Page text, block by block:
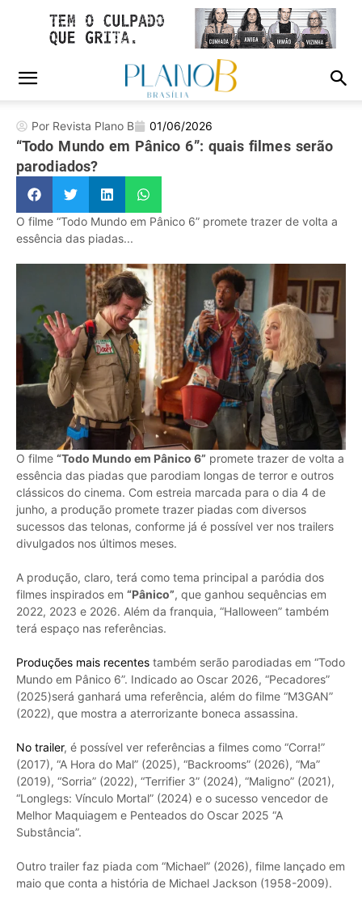
Por Revista Plano B 01/06/2026
“Todo Mundo em Pânico 6”: quais filmes serão
parodiados?
O filme “Todo Mundo em Pânico 6” promete trazer de volta a
essência das piadas...
O filme “Todo Mundo em Pânico 6” promete trazer de volta a
essência das piadas que parodiam longas de terror e outros
clássicos do cinema. Com estreia marcada para o dia 4 de
junho, a produção promete trazer piadas com diversos
sucessos das telonas, conforme já é possível ver nos trailers
divulgados nos últimos meses.
A produção, claro, terá como tema principal a paródia dos
filmes inspirados em “Pânico”, que ganhou sequências em
2022, 2023 e 2026. Além da franquia, “Halloween” também
terá espaço nas referências.
Produções mais recentes também serão parodiadas em “Todo
Mundo em Pânico 6”. Indicado ao Oscar 2026, “Pecadores”
(2025)será ganhará uma referência, além do filme “M3GAN”
(2022), que mostra a aterrorizante boneca assassina.
No trailer, é possível ver referências a filmes como “Corra!”
(2017), “A Hora do Mal” (2025), “Backrooms” (2026), “Ma”
(2019), “Sorria” (2022), “Terrifier 3” (2024), “Maligno” (2021),
“Longlegs: Vínculo Mortal” (2024) e o sucesso vencedor de
Melhor Maquiagem e Penteados do Oscar 2025 “A
Substância”.
Outro trailer faz piada com “Michael” (2026), filme lançado em
maio que conta a história de Michael Jackson (1958-2009).